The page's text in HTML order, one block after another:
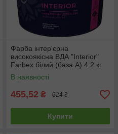
Фарба інтер'єрна
високоякісна ВДА "Interior"
Farbex білий (база А) 4.2 кг
В наявності
455,52 ₴ 624 ₴
Купити